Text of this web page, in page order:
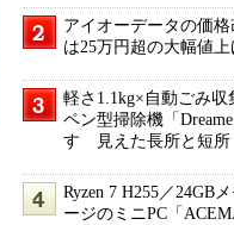
アイオーデータの価
は25万円超の大幅値上
軽さ1.1kg×自動ごみ
ペン型掃除機「
す 見えた長所と短所
Ryzen 7 H255／24GB
ージのミニPC「